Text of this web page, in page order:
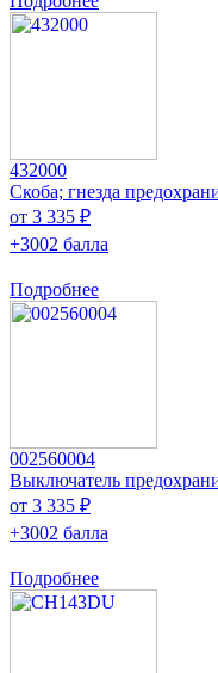
432000
Скоба; гнезда
от 3 335 ₽
+3002 балла
Подробнее
002560004
Выключатель
от 3 335 ₽
+3002 балла
Подробнее